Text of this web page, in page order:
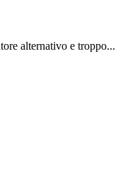
alternativo e troppo...